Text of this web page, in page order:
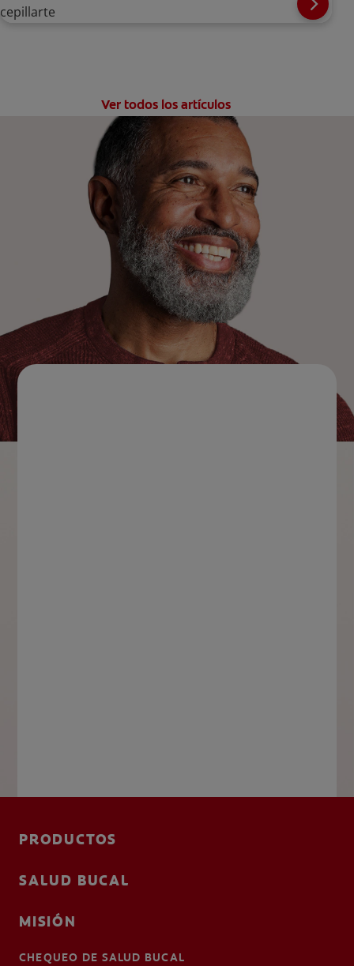
cepillarte
Ver todos los artículos
PRODUCTOS
SALUD BUCAL
MISIÓN
CHEQUEO DE SALUD BUCAL